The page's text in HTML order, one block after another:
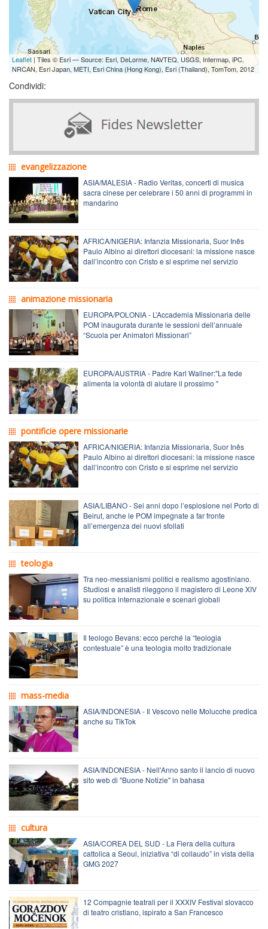
Leaflet | Tiles © Esri — Source: Esri, DeLorme, NAVTEQ, USGS, Intermap, iPC,
NRCAN, Esri Japan, METI, Esri China (Hong Kong), Esri (Thailand), TomTom, 2012
Condividi:
evangelizzazione
ASIA/MALESIA - Radio Veritas, concerti di musica
sacra cinese per celebrare i 50 anni di programmi in
mandarino
AFRICA/NIGERIA: Infanzia Missionaria, Suor Inês
Paulo Albino ai direttori diocesani: la missione nasce
dall’incontro con Cristo e si esprime nel servizio
animazione missionaria
EUROPA/POLONIA - L’Accademia Missionaria delle
POM inaugurata durante le sessioni dell’annuale
“Scuola per Animatori Missionari”
EUROPA/AUSTRIA - Padre Karl Wallner:"La fede
alimenta la volontà di aiutare il prossimo "
pontificie opere missionarie
AFRICA/NIGERIA: Infanzia Missionaria, Suor Inês
Paulo Albino ai direttori diocesani: la missione nasce
dall’incontro con Cristo e si esprime nel servizio
ASIA/LIBANO - Sei anni dopo l’esplosione nel Porto di
Beirut, anche le POM impegnate a far fronte
all’emergenza dei nuovi sfollati
teologia
Tra neo-messianismi politici e realismo agostiniano.
Studiosi e analisti rileggono il magistero di Leone XIV
su politica internazionale e scenari globali
Il teologo Bevans: ecco perché la “teologia
contestuale” è una teologia molto tradizionale
mass-media
ASIA/INDONESIA - Il Vescovo nelle Molucche predica
anche su TikTok
ASIA/INDONESIA - Nell'Anno santo il lancio di nuovo
sito web di "Buone Notizie" in bahasa
cultura
ASIA/COREA DEL SUD - La Fiera della cultura
cattolica a Seoul, iniziativa “di collaudo” in vista della
GMG 2027
12 Compagnie teatrali per il XXXIV Festival slovacco
di teatro cristiano, ispirato a San Francesco